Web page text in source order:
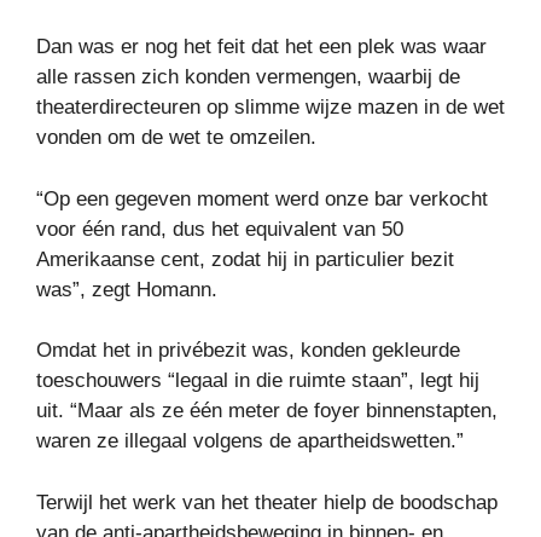
Dan was er nog het feit dat het een plek was waar
alle rassen zich konden vermengen, waarbij de
theaterdirecteuren op slimme wijze mazen in de wet
vonden om de wet te omzeilen.
“Op een gegeven moment werd onze bar verkocht
voor één rand, dus het equivalent van 50
Amerikaanse cent, zodat hij in particulier bezit
was”, zegt Homann.
Omdat het in privébezit was, konden gekleurde
toeschouwers “legaal in die ruimte staan”, legt hij
uit. “Maar als ze één meter de foyer binnenstapten,
waren ze illegaal volgens de apartheidswetten.”
Terwijl het werk van het theater hielp de boodschap
van de anti-apartheidsbeweging in binnen- en